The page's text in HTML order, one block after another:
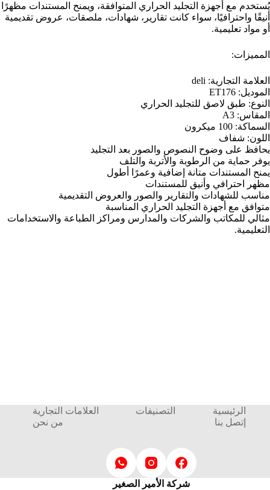
يُستخدم مع أجهزة التجليد الحراري المتوافقة، ويمنح المستندات مظهرًا
أنيقًا واحترافيًا، سواء كانت تقارير، شهادات، ملصقات، عروض تقديمية
أو مواد تعليمية.
المميزات:
العلامة التجارية: deli
الموديل: ET176
النوع: طبق لاصق للتجليد الحراري
المقاس: A3
السماكة: 100 ميكرون
اللون: شفاف
يحافظ على وضوح النصوص والصور بعد التجليد
يوفر حماية من الرطوبة والأتربة والتلف
يمنح المستندات متانة إضافية وعمرًا أطول
مظهر احترافي وأنيق للمستندات
مناسب للشهادات والتقارير والصور والعروض التقديمية
متوافق مع أجهزة التجليد الحراري المناسبة
مثالي للمكاتب والشركات والمدارس ومراكز الطباعة والاستخدامات
التعليمية.
الرئيسية التصنيفات
العلامات التجارية
إتصل بنا
من نحن
شركة الأمير الصغير